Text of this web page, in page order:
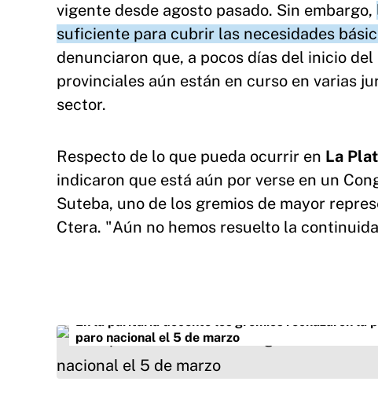
vigente desde agosto pasado. Sin embargo,
suficiente para cubrir las necesidades
denunciaron que, a pocos días del inicio
provinciales aún están en curso en varias
sector.
Respecto de lo que pueda ocurrir en La
indicaron que está aún por verse en un
Suteba, uno de los gremios de mayor
Ctera. "Aún no hemos resuelto la
En la paritaria docente los gremios rechazaron la
paro nacional el 5 de marzo